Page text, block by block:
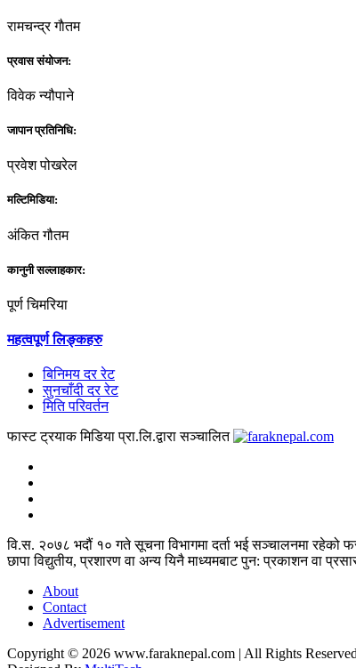
रामचन्द्र गाैतम
प्रवास संयोजन:
विवेक न्यौपाने
जापान प्रतिनिधि:
प्रवेश पोखरेल
मल्टिमिडिया:
अंकित गौतम
कानुनी सल्लाहकार:
पूर्ण चिमरिया
महत्वपूर्ण लिङ्कहरु
बिनिमय दर रेट
सुनचाँदी दर रेट
मिति परिवर्तन
फास्ट ट्रयाक मिडिया प्रा.लि.द्वारा सञ्चालित
वि.स. २०७८ भदौं १० गते सूचना विभागमा दर्ता भई सञ्चालनमा रहेको
छापा विद्युतीय, प्रशारण वा अन्य यिनै माध्यमबाट पुन: प्रकाशन वा
About
Contact
Advertisement
Copyright © 2026 www.faraknepal.com | All Rights